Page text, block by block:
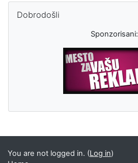
Dobrodošli
Sponzorisani:
Supplementary blocks
You are not logged in. (Log in)